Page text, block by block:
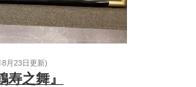
月23日更新)
寿之舞』